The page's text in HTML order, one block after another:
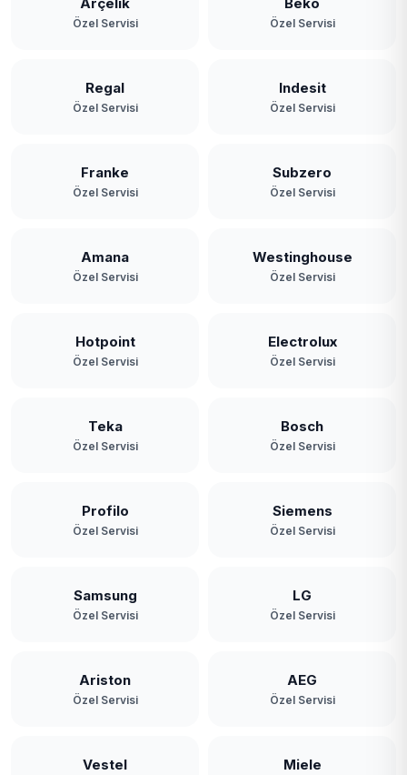
Özel Servisi Özel Servisi
Regal
Özel Servisi
Indesit
Özel Servisi
Franke
Özel Servisi
Subzero
Özel Servisi
Amana
Özel Servisi
Westinghouse
Özel Servisi
Hotpoint
Özel Servisi
Electrolux
Özel Servisi
Teka
Özel Servisi
Bosch
Özel Servisi
Profilo
Özel Servisi
Siemens
Özel Servisi
Samsung
Özel Servisi
LG
Özel Servisi
Ariston
Özel Servisi
AEG
Özel Servisi
Vestel Miele